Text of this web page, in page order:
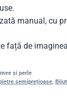
manual, cu
față de
și perle
semiprețioase,